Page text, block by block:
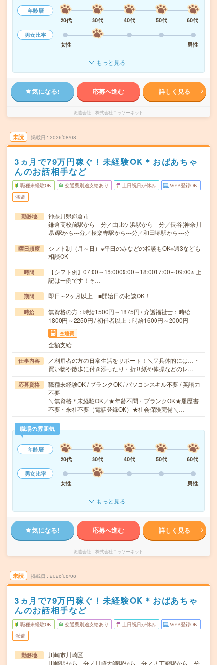
年齢層
20代
30代 40代 50代
60代
男女比率
女性
男性
もっと見る
気になる! 応募へ進む 詳しく見る
派遣会社 株式会社ニッソーネット
未読 掲載日 2026/08/08
3ヵ月で79万円稼ぐ！未経験OK＊おばあちゃ
んのお話相手など
職種未経験OK 交通費別途支給あり 土日祝日が休み WEB登録OK
派遣
勤務地
神奈川県鎌倉市
鎌倉高校前駅から---分／由比ケ浜駅から---分／長谷(神奈川
県)駅から---分／極楽寺駅から---分／和田塚駅から---分
曜日頻度
シフト制（月～日）※平日のみなどの相談もOK※週3なども
相談OK
時間
【シフト例】07:00～16:0009:00～18:0017:00～09:00※ 上
記は一例です！そ…
期間 即日～2ヶ月以上 ■開始日の相談OK！
時給
無資格の方：時給1500円～1875円 / 介護福祉士：時給
1800円～2250円 / 初任者以上：時給1600円～2000円
交通費
全額支給
仕事内容
／利用者の方の日常生活をサポート！＼▽具体的には…・
買い物や散歩に付き添ったり・折り紙や体操などのレ…
応募資格
職種未経験OK / ブランクOK / パソコンスキル不要 / 英語力
不要
＼無資格＊未経験OK／★年齢不問・ブランクOK★履歴書
不要・来社不要（電話登録OK）★社会保険完備＼…
職場の雰囲気
年齢層
20代
30代 40代 50代
60代
男女比率
女性
男性
もっと見る
気になる! 応募へ進む 詳しく見る
派遣会社 株式会社ニッソーネット
未読 掲載日 2026/08/08
3ヵ月で79万円稼ぐ！未経験OK＊おばあちゃ
んのお話相手など
職種未経験OK 交通費別途支給あり 土日祝日が休み WEB登録OK
派遣
勤務地
川崎市川崎区
川崎駅から---分／川崎大師駅から---分／八丁畷駅から---分